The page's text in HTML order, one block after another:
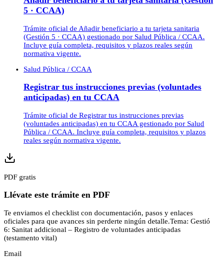
5 · CCAA)
Trámite oficial de Añadir beneficiario a tu tarjeta sanitaria
(Gestión 5 · CCAA) gestionado por Salud Pública / CCAA.
Incluye guía completa, requisitos y plazos reales según
normativa vigente.
Salud Pública / CCAA
Registrar tus instrucciones previas (voluntades
anticipadas) en tu CCAA
Trámite oficial de Registrar tus instrucciones previas
(voluntades anticipadas) en tu CCAA gestionado por Salud
Pública / CCAA. Incluye guía completa, requisitos y plazos
reales según normativa vigente.
PDF gratis
Llévate este trámite en PDF
Te enviamos el checklist con documentación, pasos y enlaces
oficiales para que avances sin perderte ningún detalle.Tema: Gestió
6: Sanitat addicional – Registro de voluntades anticipadas
(testamento vital)
Email